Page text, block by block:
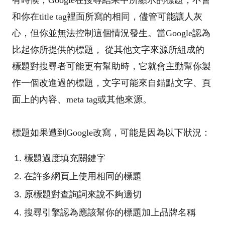
和你在title tag裡面所寫的相同，儘管可能讓人灰
心，但你並無法控制這個情況發生。當Google認為
比起你所提供的標題， 從其他文字來源所組成的
標題對搜尋者可能更有幫助時，它就會主動幫你製
作一個改進過的標題，文字可能來自錨點文字、頁
面上的內容、meta tag或其他來源。
標題如果遭到Google改寫，可能是因為以下狀況：
標題過度填充關鍵字
在許多網頁上使用相同的標題
原標題對查詢詞來說不夠適切
搜尋引擎認為應該幫你的標題加上品牌名稱